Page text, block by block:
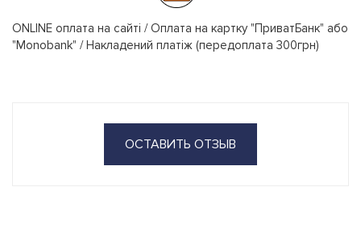
ONLINE оплата на сайті / Оплата на картку "ПриватБанк" або
"Monobank" / Накладений платіж (передоплата 300грн)
ОСТАВИТЬ ОТЗЫВ